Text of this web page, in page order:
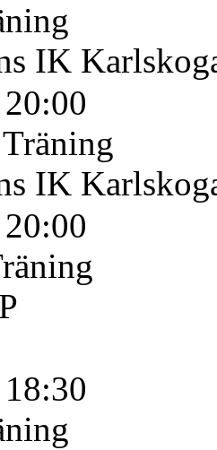
IK
Träning
IK